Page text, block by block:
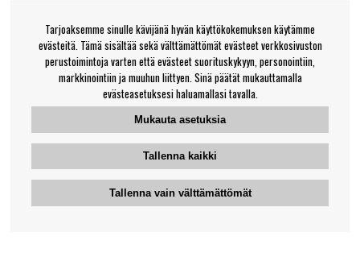
Tarjoaksemme sinulle kävijänä hyvän käyttökokemuksen käytämme
evästeitä. Tämä sisältää sekä välttämättömät evästeet verkkosivuston
perustoimintoja varten että evästeet suorituskykyyn, personointiin,
markkinointiin ja muuhun liittyen. Sinä päätät mukauttamalla
evästeasetuksesi haluamallasi tavalla.
Mukauta asetuksia
Tallenna kaikki
Tallenna vain välttämättömät